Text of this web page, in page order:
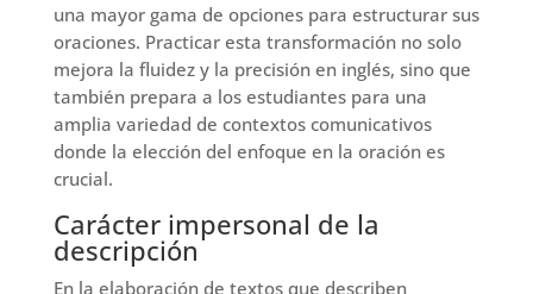
una mayor gama de opciones para estructurar sus
oraciones. Practicar esta transformación no solo
mejora la fluidez y la precisión en inglés, sino que
también prepara a los estudiantes para una
amplia variedad de contextos comunicativos
donde la elección del enfoque en la oración es
crucial.
Carácter impersonal de la
descripción
En la elaboración de textos que describen